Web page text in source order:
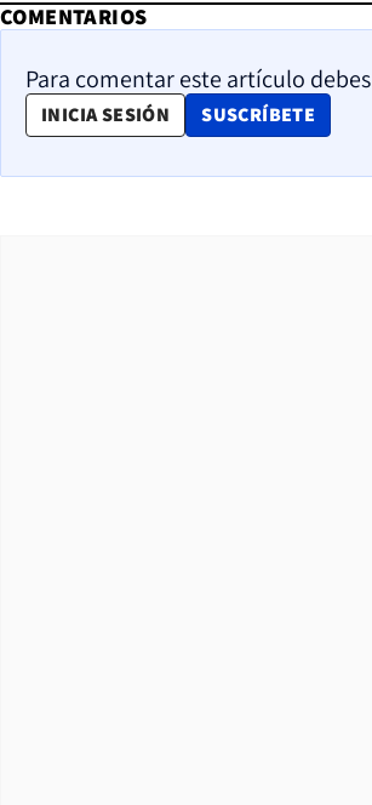
COMENTARIOS
Para comentar este artículo
INICIA SESIÓN SUSCRÍBETE
OPENS IN NEW